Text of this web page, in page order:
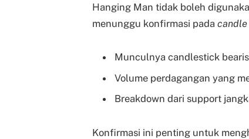
Hanging Man tidak boleh
menunggu konfirmasi pada candle
Munculnya candlestick
Volume perdagangan yang
Breakdown dari support
Konfirmasi ini penting untuk